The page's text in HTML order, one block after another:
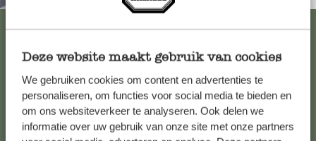
Deze website maakt gebruik van cookies
We gebruiken cookies om content en advertenties te
personaliseren, om functies voor social media te bieden en
om ons websiteverkeer te analyseren. Ook delen we
informatie over uw gebruik van onze site met onze partners
Kundenservice/Hilfe
Falls Sie Fragen haben oder Tipps und Hilfe brauchen, wenden